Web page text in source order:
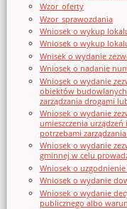
Wzor_oferty
Wzor_sprawozdania
Wniosek o wykup
Wniosek o wykup
Wnisek o wydanie
Wniosek o nadanie
Wniosek o wydanie
obiektów
zarządzania drogami
Wniosek o wydanie
umieszczenia
potrzebami
Wniosek o wydanie
gminnej w celu
Wniosek o
Wniosek o wydanie
Wniosek o wydanie
publicznego albo